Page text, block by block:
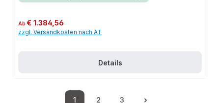
Regulärer Preis:
Ab€ 1.384,56
zzgl. Versandkosten nach AT
Details
1 2 3